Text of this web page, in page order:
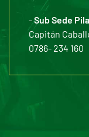
-Sub Sede
Capitán
0786- 234 160